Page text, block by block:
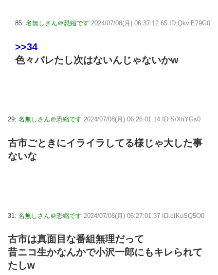
85: 名無しさん＠恐縮です 2024/07/08(月) 06:37:12.65 ID:QkvlE79G0
>>34
色々バレたし次はないんじゃないかw
29: 名無しさん＠恐縮です 2024/07/08(月) 06:26:01.14 ID:S/XtiYGs0
古市ごときにイライラしてる様じゃ大した事
ないな
31: 名無しさん＠恐縮です 2024/07/08(月) 06:27:01.37 ID:cIKoSQ5O0
古市は真面目な番組無理だって
昔ニコ生かなんかで小沢一郎にもキレられて
たしw